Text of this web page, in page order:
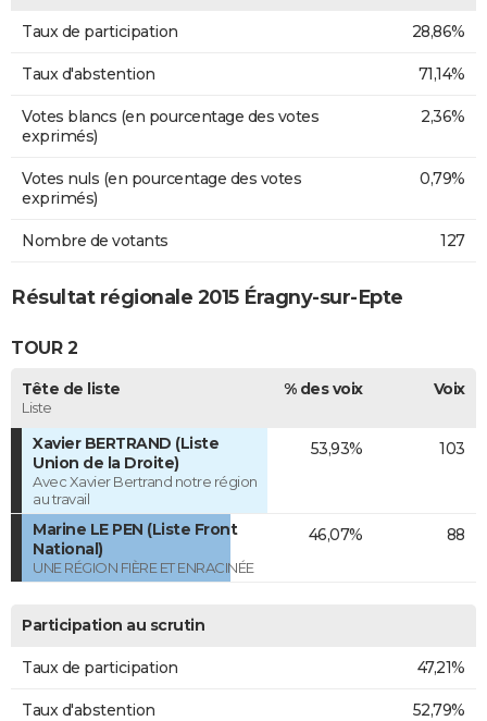
Taux de participation 28,86%
Taux d'abstention 71,14%
Votes blancs (en pourcentage des votes
exprimés)
2,36%
Votes nuls (en pourcentage des votes
exprimés)
0,79%
Nombre de votants 127
Résultat régionale 2015 Éragny-sur-Epte
TOUR 2
Tête de liste
Liste
% des voix Voix
Xavier BERTRAND (Liste
Union de la Droite)
Avec Xavier Bertrand notre région
au travail
53,93% 103
Marine LE PEN (Liste Front
National)
UNE RÉGION FIÈRE ET ENRACINÉE
46,07% 88
Participation au scrutin
Taux de participation 47,21%
Taux d'abstention 52,79%